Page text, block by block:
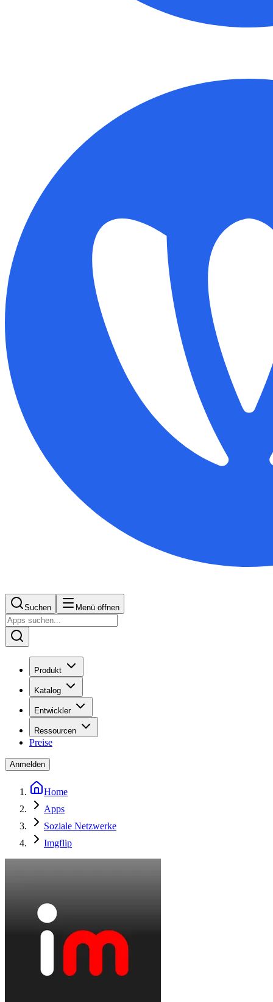
Suchen Menü öffnen
Produkt
Katalog
Entwickler
Ressourcen
Preise
Anmelden
Home
Apps
Soziale Netzwerke
Imgflip